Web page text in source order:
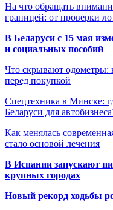
На что обращать
границей: от проверки
В Беларуси с 15 мая
и социальных пособий
Что скрывают одометры:
перед покупкой
Спецтехника в Минске:
Беларуси для
Как менялась
стало основой лечения
В Испании запускают
крупных городах
Новый рекорд ходьбы